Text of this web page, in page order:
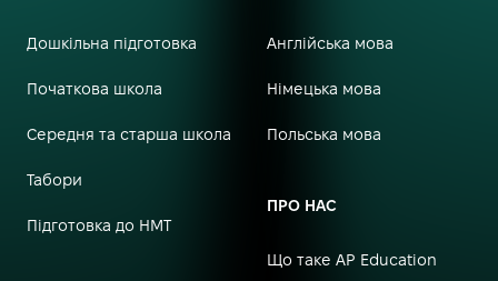
Дошкільна підготовка
Початкова школа
Середня та старша школа
Табори
Підготовка до НМТ
Англійська мова
Німецька мова
Польська мова
ПРО НАС
Що таке AP Education